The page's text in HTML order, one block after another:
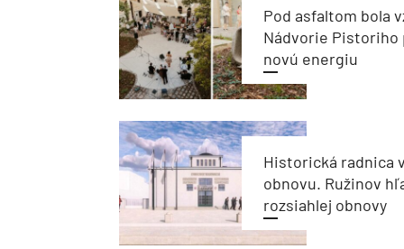
Pod asfaltom bola
Nádvorie Pistoriho
novú energiu
Historická radnica
obnovu. Ružinov
rozsiahlej obnovy